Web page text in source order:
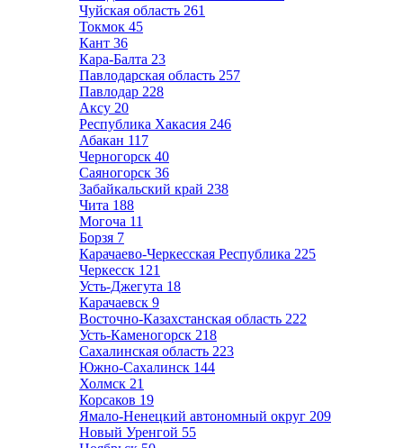
Чуйская область 261
Токмок 45
Кант 36
Кара-Балта 23
Павлодарская область 257
Павлодар 228
Аксу 20
Республика Хакасия 246
Абакан 117
Черногорск 40
Саяногорск 36
Забайкальский край 238
Чита 188
Могоча 11
Борзя 7
Карачаево-Черкесская Республика 225
Черкесск 121
Усть-Джегута 18
Карачаевск 9
Восточно-Казахстанская область 222
Усть-Каменогорск 218
Сахалинская область 223
Южно-Сахалинск 144
Холмск 21
Корсаков 19
Ямало-Ненецкий автономный округ 209
Новый Уренгой 55